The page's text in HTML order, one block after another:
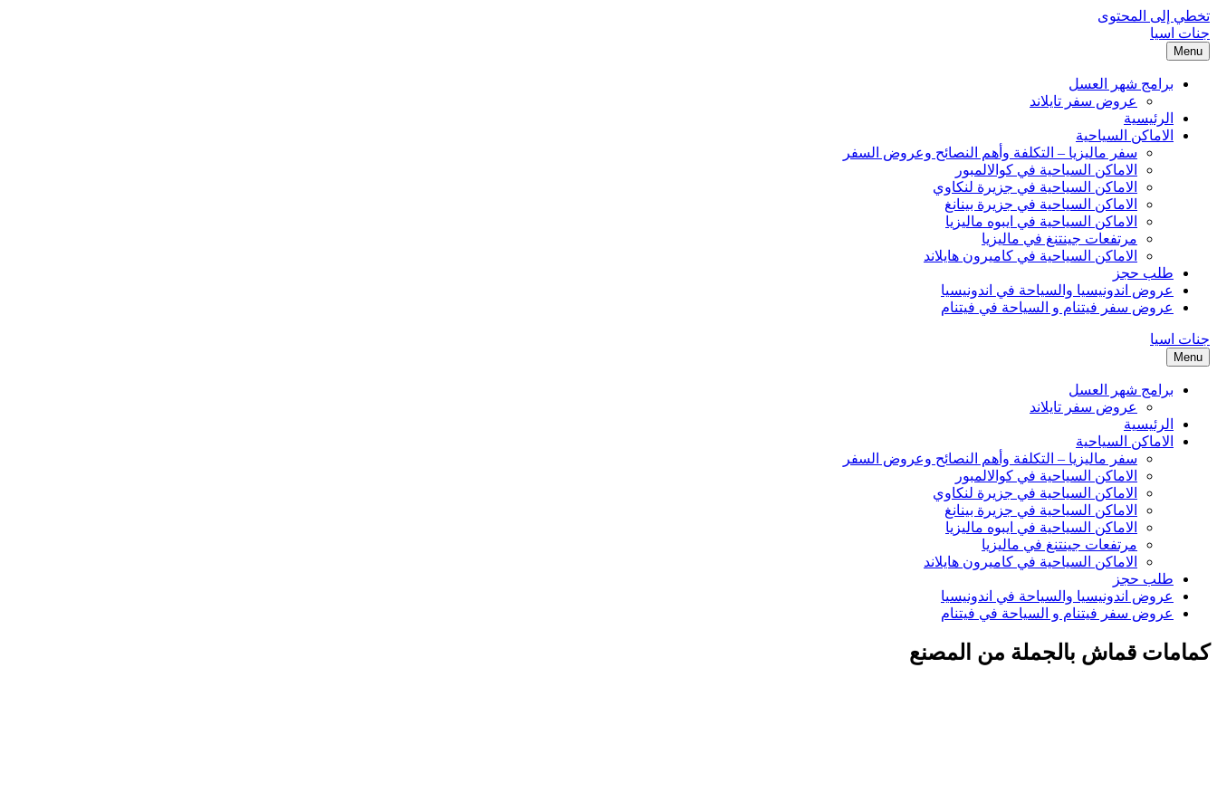
تخطي إلى المحتوى
جنات اسيا
Menu
برامج شهر العسل
عروض سفر تايلاند
الرئيسية
الاماكن السياحية
سفر ماليزيا – التكلفة وأهم النصائح وعروض السفر
الاماكن السياحية في كوالالمبور
الاماكن السياحية في جزيرة لنكاوي
الاماكن السياحية في جزيرة بينانغ
الاماكن السياحية في ايبوه ماليزيا
مرتفعات جينتنغ في ماليزيا
الاماكن السياحية في كاميرون هايلاند
طلب حجز
عروض اندونيسيا والسياحة في اندونيسيا
عروض سفر فيتنام و السياحة في فيتنام
جنات اسيا
Menu
برامج شهر العسل
عروض سفر تايلاند
الرئيسية
الاماكن السياحية
سفر ماليزيا – التكلفة وأهم النصائح وعروض السفر
الاماكن السياحية في كوالالمبور
الاماكن السياحية في جزيرة لنكاوي
الاماكن السياحية في جزيرة بينانغ
الاماكن السياحية في ايبوه ماليزيا
مرتفعات جينتنغ في ماليزيا
الاماكن السياحية في كاميرون هايلاند
طلب حجز
عروض اندونيسيا والسياحة في اندونيسيا
عروض سفر فيتنام و السياحة في فيتنام
كمامات قماش بالجملة من المصنع